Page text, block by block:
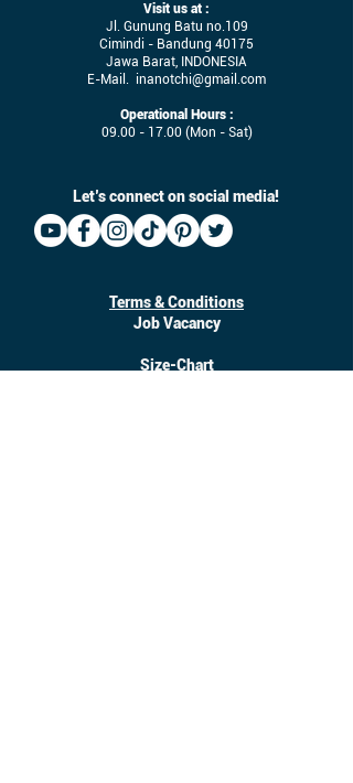
Visit us at :
Jl. Gunung Batu no.109
Cimindi - Bandung 40175
Jawa Barat, INDONESIA
E-Mail. inanotchi@gmail.com
Operational Hours :
09.00 - 17.00 (Mon - Sat)
Let’s connect on social media!
Terms & Conditions
Job Vacancy
Size-Chart